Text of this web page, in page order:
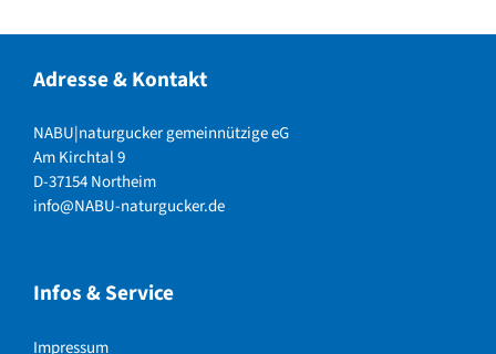
Adresse & Kontakt
NABU|naturgucker gemeinnützige eG
Am Kirchtal 9
D-37154 Northeim
info@NABU-naturgucker.de
Infos & Service
Impressum